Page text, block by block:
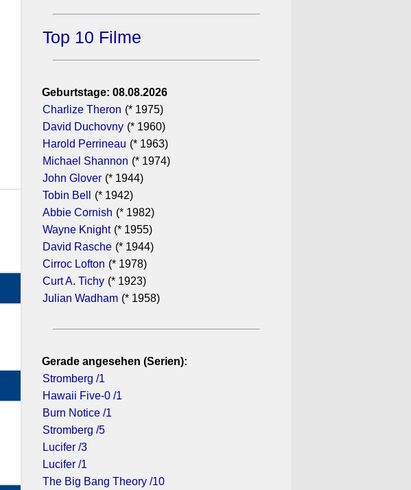
Top 10 Filme
Geburtstage: 08.08.2026
Charlize Theron (* 1975)
David Duchovny (* 1960)
Harold Perrineau (* 1963)
Michael Shannon (* 1974)
John Glover (* 1944)
Tobin Bell
(* 1942)
Abbie Cornish (* 1982)
Wayne Knight (* 1955)
David Rasche (* 1944)
Cirroc Lofton (* 1978)
Curt A. Tichy (* 1923)
Julian Wadham (* 1958)
Gerade angesehen (Serien):
Stromberg /1
Hawaii Five-0 /1
Burn Notice /1
Stromberg /5
Lucifer /3
Lucifer /1
The Big Bang Theory /10